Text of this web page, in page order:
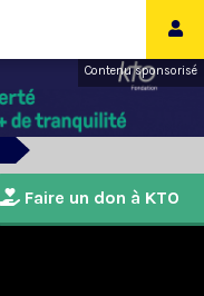
Contenu sponsorisé
Faire un don à KTO